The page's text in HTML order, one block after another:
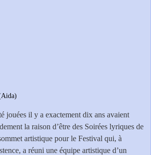
Aida)
jouées il y a exactement dix ans avaient
la raison d’être des Soirées lyriques de
artistique pour le Festival qui, à
a réuni une équipe artistique d’un